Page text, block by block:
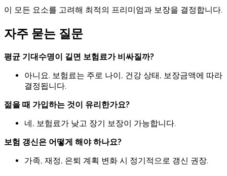
이 모든 요소를 고려해 최적의 프리미엄과 보장을 결정합니다.
자주 묻는 질문
평균 기대수명이 길면 보험료가 비싸질까?
아니요. 보험료는 주로 나이, 건강 상태, 보장금액에 따라
결정됩니다.
젊을 때 가입하는 것이 유리한가요?
네, 보험료가 낮고 장기 보장이 가능합니다.
보험 갱신은 어떻게 해야 하나요?
가족, 재정, 은퇴 계획 변화 시 정기적으로 갱신 권장.